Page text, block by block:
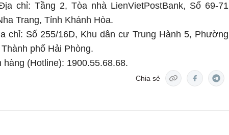
chỉ: Tầng 2, Tòa nhà LienVietPostBank, Số 69-71
Trang, Tỉnh Khánh Hòa.
chỉ: Số 255/16D, Khu dân cư Trung Hành 5, Phường
phố Hải Phòng.
(Hotline): 1900.55.68.68.
Chia sẻ